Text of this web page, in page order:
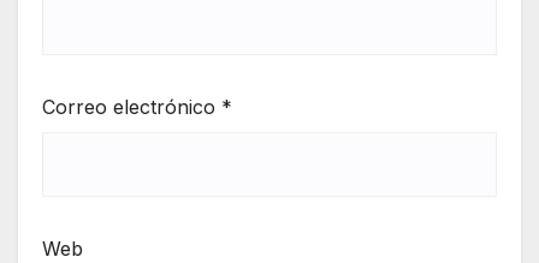
Correo electrónico *
Web